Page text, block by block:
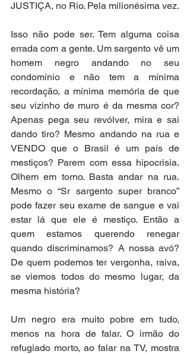
Isso não pode ser. Tem alguma coisa
errada com a gente. Um sargento vê um
homem negro andando no seu
condomínio e não tem a mínima
recordação, a mínima memória de que
seu vizinho de muro é da mesma cor?
Apenas pega seu revólver, mira e sai
dando tiro? Mesmo andando na rua e
VENDO que o Brasil é um país de
mestiços? Parem com essa hipocrisia.
Olhem em torno. Basta andar na rua.
Mesmo o “Sr sargento super branco”
pode fazer seu exame de sangue e vai
estar lá que ele é mestiço. Então a
quem estamos querendo renegar
quando discriminamos? A nossa avó?
De quem podemos ter vergonha, raiva,
se viemos todos do mesmo lugar, da
mesma história?
Um negro era muito pobre em tudo,
menos na hora de falar. O irmão do
refugiado morto, ao falar na TV, mostra